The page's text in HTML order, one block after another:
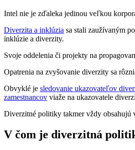
Intel nie je zďaleka jedinou veľkou
Diverzita a inklúzia sa stali zaužívaným
inklúzie a diverzity.
Svoje oddelenia či projekty na
Opatrenia na zvyšovanie diverzity sa
Obvyklé je sledovanie ukazovateľov
zamestnancov viaže na ukazovatele
Diverzitné politiky takmer vždy obsahujú
V čom je diverzitná